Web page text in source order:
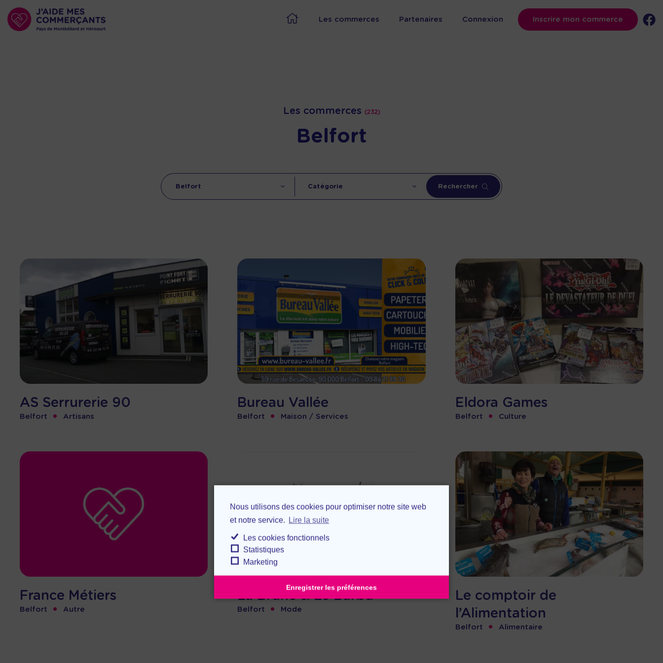
Nous utilisons des cookies pour optimiser notre site web
et notre service. Lire la suite
Les cookies fonctionnels
Statistiques
Marketing
Enregistrer les préférences
Les commerces Partenaires Connexion Inscrire mon commerce
Les commerces (232)
Belfort
Rechercher
AS Serrurerie 90
Belfort • Artisans
Bureau Vallée
Belfort • Maison / Services
Eldora Games
Belfort • Culture
France Métiers
Belfort • Autre
La Brune & Le Barbu
Belfort • Mode
Le comptoir de
l’Alimentation
Belfort • Alimentaire